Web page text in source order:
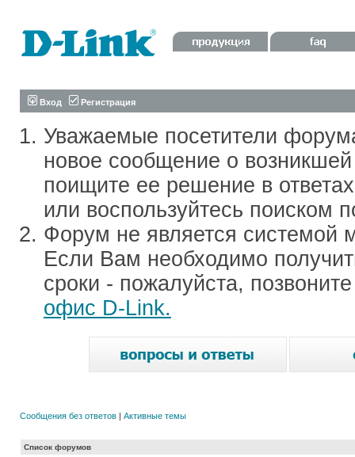
Вход Регистрация
Уважаемые посетители
новое сообщение о
поищите ее решение в
или воспользуйтесь поиском
Форум не является системой
Если Вам необходимо
сроки - пожалуйста,
офис D-Link.
Сообщения без ответов | Активные темы
Список форумов